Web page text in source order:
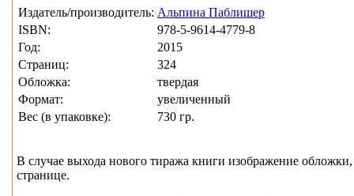
Издатель/производитель: Альпина Паблишер
ISBN:
978-5-9614-4779-8
Год:
2015
Страниц:
324
Обложка:
твердая
Формат:
увеличенный
Вес (в упаковке):
730 гр.
В случае выхода нового тиража книги изображение
странице.